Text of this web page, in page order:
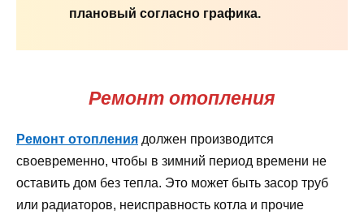
плановый согласно графика.
Ремонт отопления
Ремонт отопления должен производится
своевременно, чтобы в зимний период времени не
оставить дом без тепла. Это может быть засор труб
или радиаторов, неисправность котла и прочие